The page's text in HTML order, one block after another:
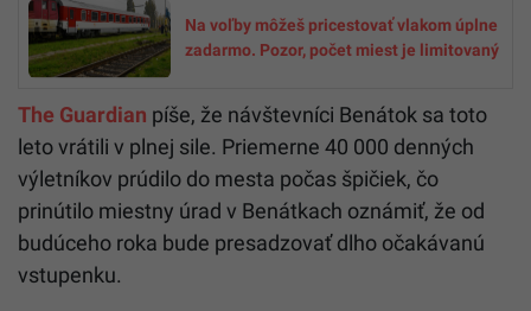
Na voľby môžeš pricestovať vlakom úplne
zadarmo. Pozor, počet miest je limitovaný
The Guardian píše, že návštevníci Benátok sa toto
leto vrátili v plnej sile. Priemerne 40 000 denných
výletníkov prúdilo do mesta počas špičiek, čo
prinútilo miestny úrad v Benátkach oznámiť, že od
budúceho roka bude presadzovať dlho očakávanú
vstupenku.